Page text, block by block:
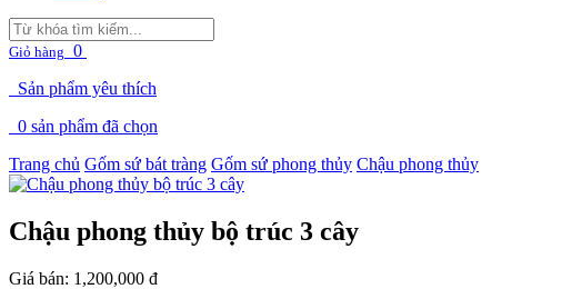
Giỏ hàng 0
Sản phẩm yêu thích
0 sản phẩm đã chọn
Trang chủ Gốm sứ bát tràng Gốm sứ phong thủy Chậu phong thủy
Chậu phong thủy bộ trúc 3 cây
Giá bán: 1,200,000 đ